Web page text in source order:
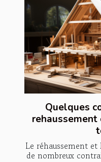
Quelques
Le réhaussement
de nombreux